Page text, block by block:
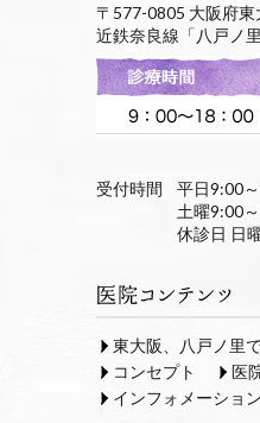
〒577-0805 大阪府
近鉄奈良線「八戸ノ
受付時間
平日9:00
土曜9:00
休診日 日
東大阪、八戸ノ里
コンセプト
医
インフォメーション